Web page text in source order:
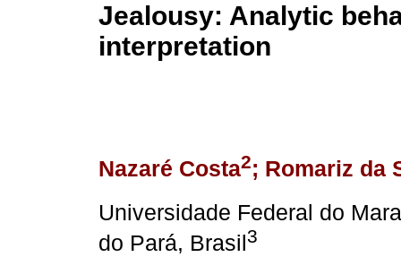
Jealousy: Analytic
interpretation
Nazaré Costa2; Romariz da
Universidade Federal do
do Pará, Brasil 3